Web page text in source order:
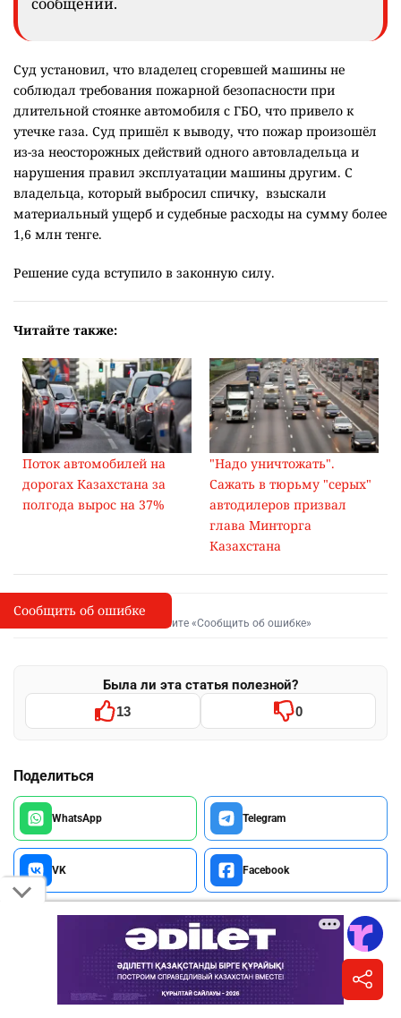
Суд установил, что владелец сгоревшей машины не
соблюдал требования пожарной безопасности при
длительной стоянке автомобиля с ГБО, что привело к
утечке газа. Суд пришёл к выводу, что пожар произошёл
из-за неосторожных действий одного автовладельца и
нарушения правил эксплуатации машины другим. С
владельца, который выбросил спичку, взыскали
материальный ущерб и судебные расходы на сумму более
1,6 млн тенге.
Решение суда вступило в законную силу.
Читайте также:
Поток автомобилей на
дорогах Казахстана за
полгода вырос на 37%
"Надо уничтожать".
Сажать в тюрьму "серых"
автодилеров призвал
глава Минторга
Казахстана
I
Сообщить об опечатке
Выделите фрагмент и нажмите «Сообщить об ошибке»
Была ли эта статья полезной?
13 0
Поделиться
WhatsApp Telegram
VK Facebook
Новости и материалы Informburo.kz по связанным темам
АСТАНА АВТОМОБИЛЬ ПОЖАР ВЕРХОВНЫЙ СУД
Сообщить об ошибке